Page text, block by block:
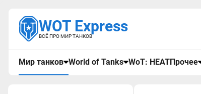
WOT Express
ВСЁ ПРО МИР ТАНКОВ
Мир танков World of Tanks WoT: HEATПрочее